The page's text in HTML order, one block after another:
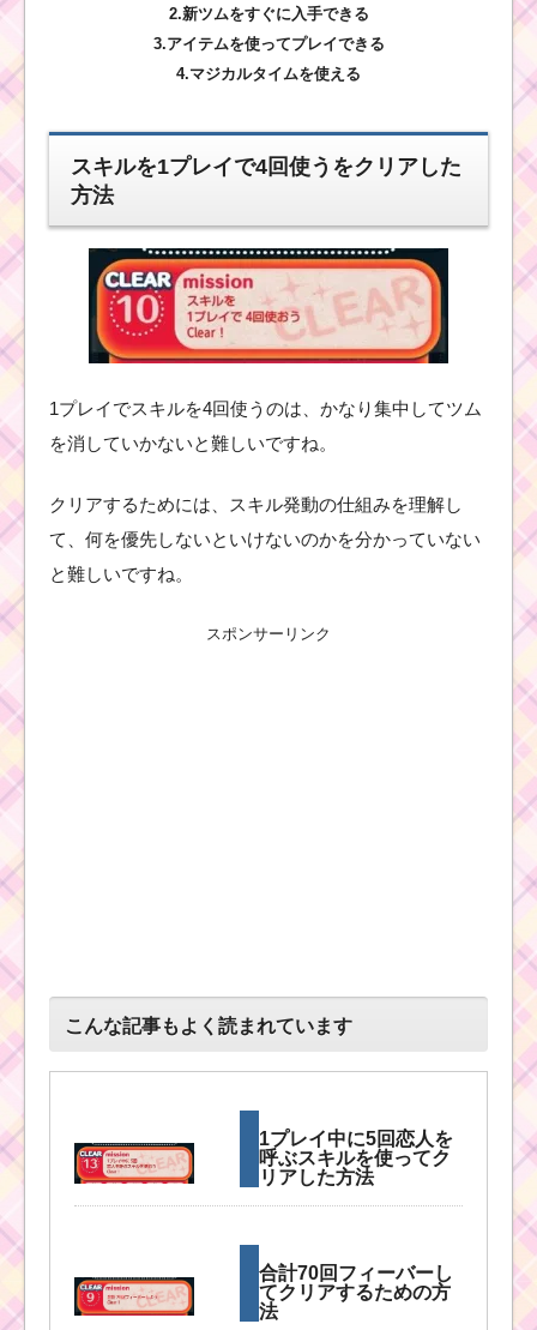
2.新ツムをすぐに入手できる
3.アイテムを使ってプレイできる
4.マジカルタイムを使える
スキルを1プレイで4回使うをクリアした
方法
1プレイでスキルを4回使うのは、かなり集中してツム
を消していかないと難しいですね。
クリアするためには、スキル発動の仕組みを理解し
て、何を優先しないといけないのかを分かっていない
と難しいですね。
スポンサーリンク
こんな記事もよく読まれています
1プレイ中に5回恋人を
呼ぶスキルを使ってク
リアした方法
合計70回フィーバーし
てクリアするための方
法